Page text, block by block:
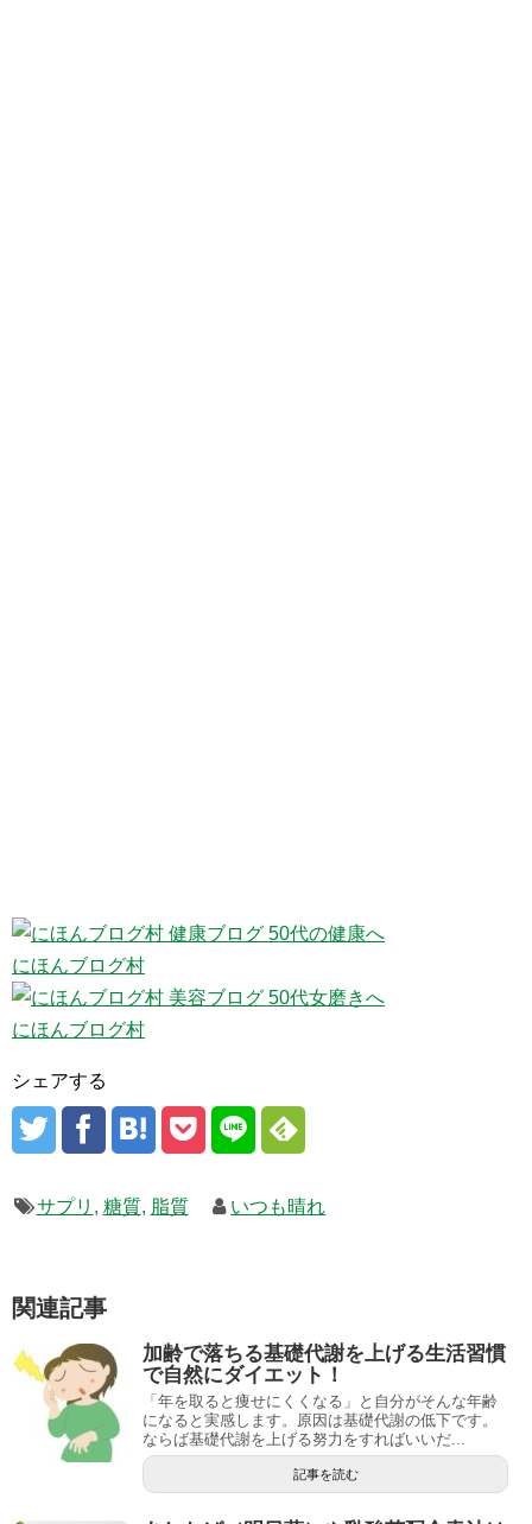
にほんブログ村
にほんブログ村
シェアする
サプリ , 糖質, 脂質 いつも晴れ
関連記事
加齢で落ちる基礎代謝を上げる生活習慣
で自然にダイエット！
「年を取ると痩せにくくなる」と自分がそんな年齢
になると実感します。原因は基礎代謝の低下です。
ならば基礎代謝を上げる努力をすればいいだ...
記事を読む